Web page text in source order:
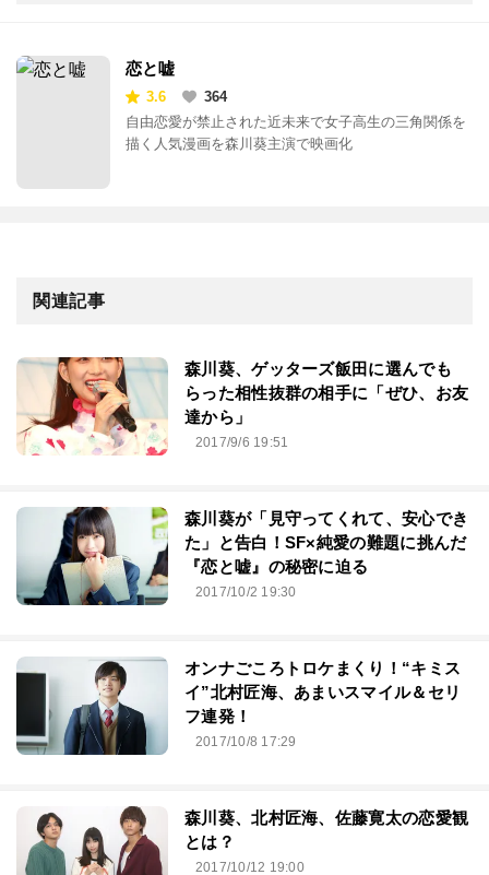
恋と嘘
3.6
364
自由恋愛が禁止された近未来で女子高生の三角関係を
描く人気漫画を森川葵主演で映画化
関連記事
森川葵、ゲッターズ飯田に選んでも
らった相性抜群の相手に「ぜひ、お友
達から」
2017/9/6 19:51
森川葵が「見守ってくれて、安心でき
た」と告白！SF×純愛の難題に挑んだ
『恋と嘘』の秘密に迫る
2017/10/2 19:30
オンナごころトロケまくり！“キミス
イ”北村匠海、あまいスマイル＆セリ
フ連発！
2017/10/8 17:29
森川葵、北村匠海、佐藤寛太の恋愛観
とは？
2017/10/12 19:00